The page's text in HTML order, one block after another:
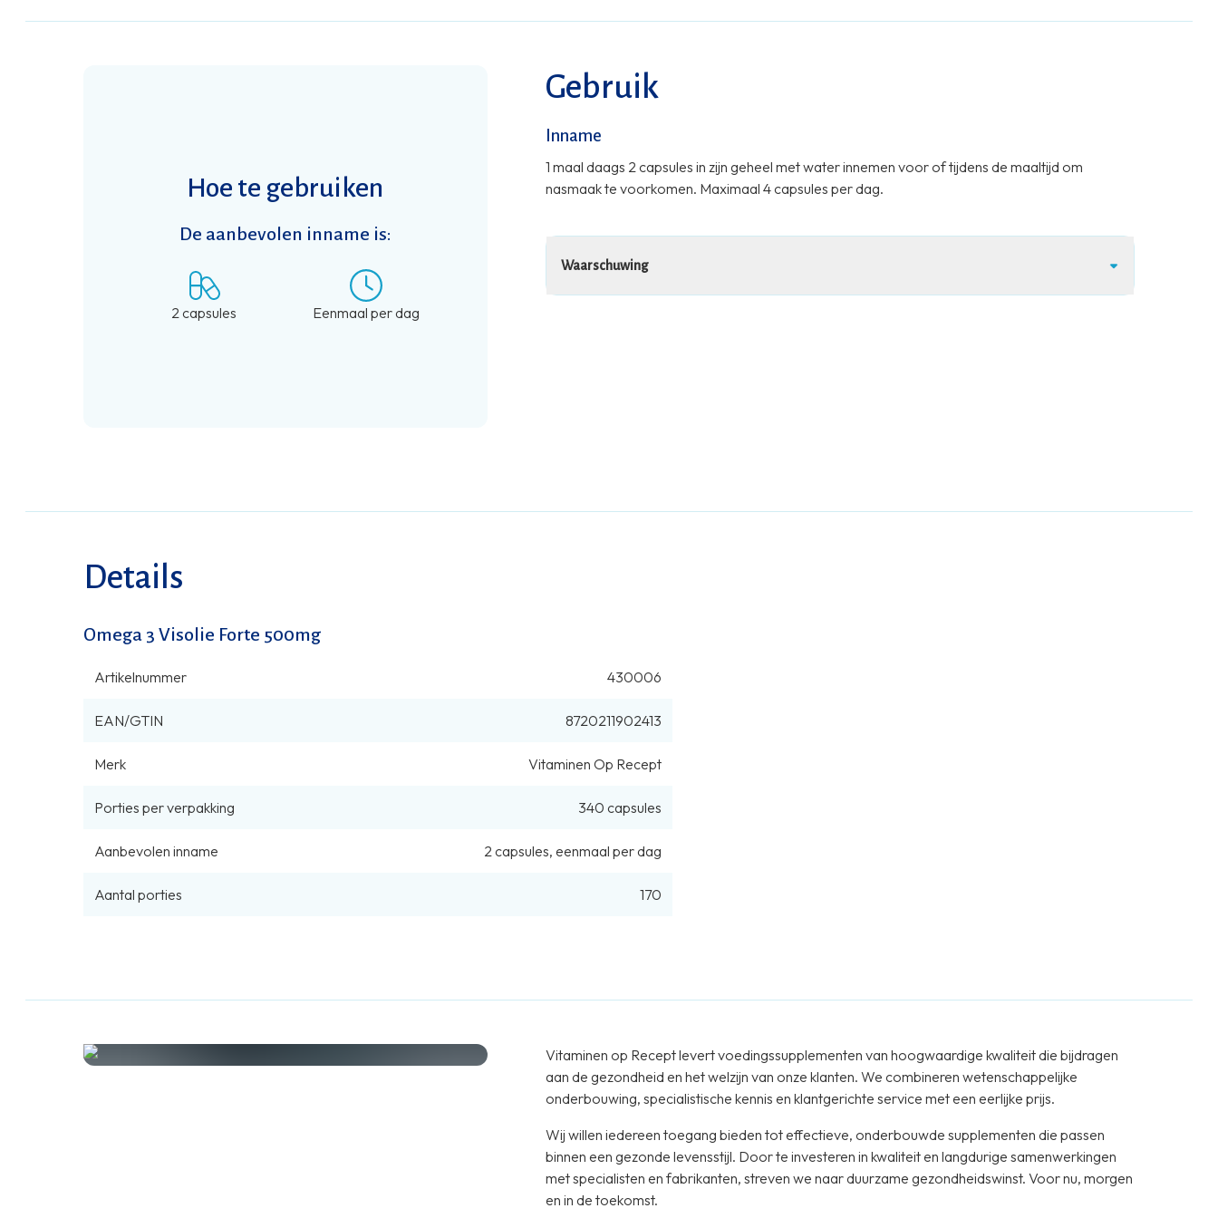
van broeikasgassen moet stapsgewijs worden verminderd.
Hoe te gebruiken
De aanbevolen inname is:
2 capsules Eenmaal per dag
Gebruik
Inname
1 maal daags 2 capsules in zijn geheel met water innemen voor of tijdens de maaltijd om
nasmaak te voorkomen. Maximaal 4 capsules per dag.
Waarschuwing
Details
Omega 3 Visolie Forte 500mg
Artikelnummer 430006
EAN/GTIN 8720211902413
Merk Vitaminen Op Recept
Porties per verpakking 340 capsules
Aanbevolen inname 2capsules, eenmaal per dag
Aantal porties 170
Vitaminen op Recept levert voedingssupplementen van hoogwaardige kwaliteit die bijdragen
aan de gezondheid en het welzijn van onze klanten. We combineren wetenschappelijke
onderbouwing, specialistische kennis en klantgerichte service met een eerlijke prijs.
Wij willen iedereen toegang bieden tot effectieve, onderbouwde supplementen die passen
binnen een gezonde levensstijl. Door te investeren in kwaliteit en langdurige samenwerkingen
met specialisten en fabrikanten, streven we naar duurzame gezondheidswinst. Voor nu, morgen
en in de toekomst.